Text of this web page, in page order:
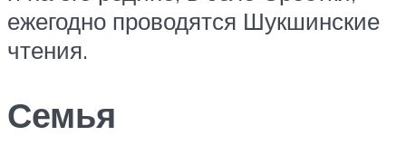
ежегодно проводятся Шукшинские
чтения.
Семья